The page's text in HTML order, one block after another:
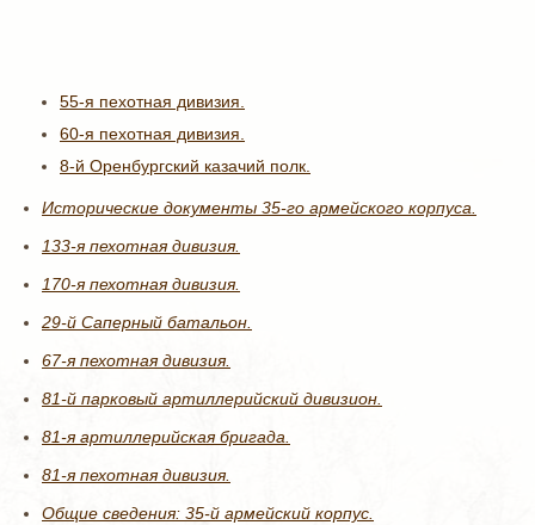
55-я пехотная дивизия.
60-я пехотная дивизия.
8-й Оренбургский казачий полк.
Исторические документы 35-го армейского корпуса.
133-я пехотная дивизия.
170-я пехотная дивизия.
29-й Саперный батальон.
67-я пехотная дивизия.
81-й парковый артиллерийский дивизион.
81-я артиллерийская бригада.
81-я пехотная дивизия.
Общие сведения: 35-й армейский корпус.